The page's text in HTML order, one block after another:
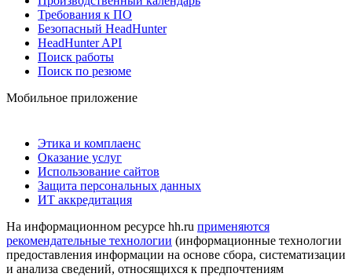
Требования к ПО
Безопасный HeadHunter
HeadHunter API
Поиск работы
Поиск по резюме
Мобильное приложение
Этика и комплаенс
Оказание услуг
Использование сайтов
Защита персональных данных
ИТ аккредитация
На информационном ресурсе hh.ru применяются
рекомендательные технологии (информационные технологии
предоставления информации на основе сбора, систематизации
и анализа сведений, относящихся к предпочтениям